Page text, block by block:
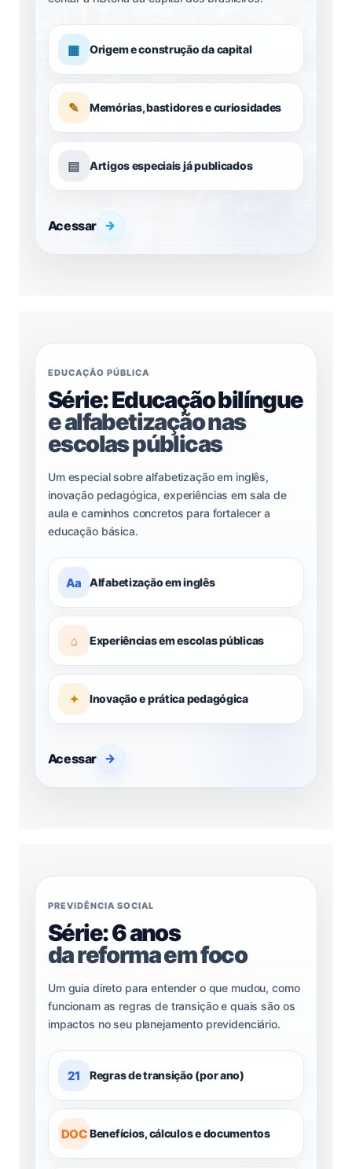
▦ Origem e construção da capital
✎ Memórias, bastidores e curiosidades
▤ Artigos especiais já publicados
Acessar →
EDUCAÇÃO PÚBLICA
Série: Educação bilíngue
e alfabetização nas
escolas públicas
Um especial sobre alfabetização em inglês,
inovação pedagógica, experiências em sala de
aula e caminhos concretos para fortalecer a
educação básica.
Aa Alfabetização em inglês
⌂ Experiências em escolas públicas
✦ Inovação e prática pedagógica
Acessar →
PREVIDÊNCIA SOCIAL
Série: 6 anos
da reforma em foco
Um guia direto para entender o que mudou, como
funcionam as regras de transição e quais são os
impactos no seu planejamento previdenciário.
21 Regras de transição (por ano)
DOC Benefícios, cálculos e documentos